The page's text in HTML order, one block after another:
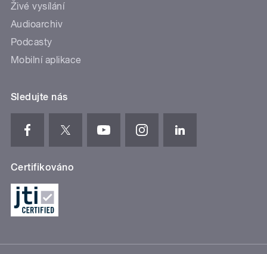
Živé vysílání
Audioarchiv
Podcasty
Mobilní aplikace
Sledujte nás
Certifikováno